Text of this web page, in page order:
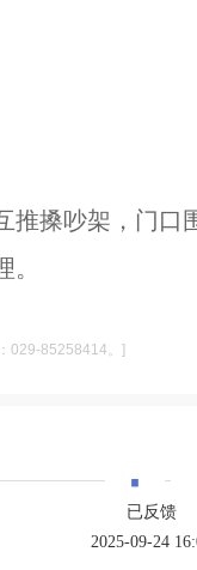
推搡吵架，门口
029-85258414。]
·
已反馈
2025-09-24